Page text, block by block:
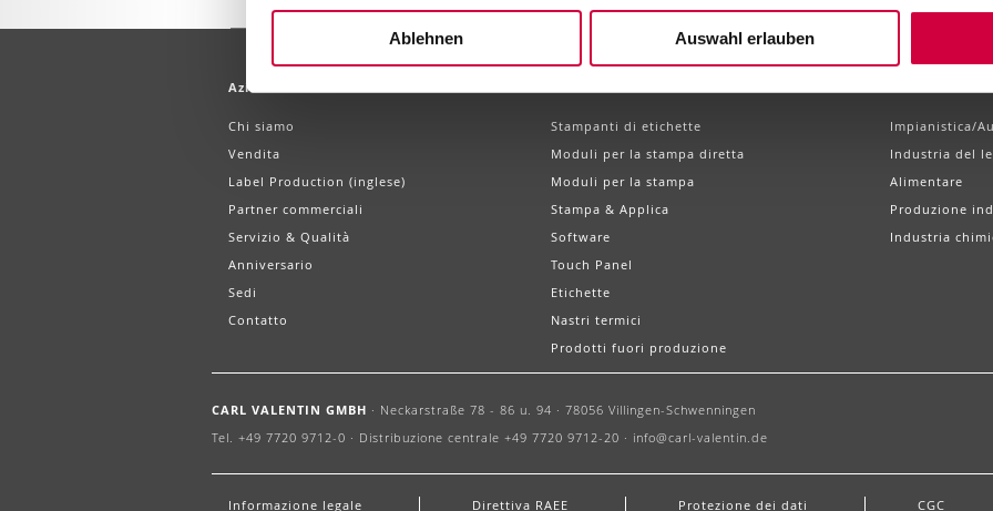
Ablehnen Auswahl erlauben
Azienda
Chi siamo
Vendita
Label Production (inglese)
Partner commerciali
Servizio & Qualità
Anniversario
Sedi
Contatto
Stampanti di etichette
Moduli per la stampa diretta
Moduli per la stampa
Stampa & Applica
Software
Touch Panel
Etichette
Nastri termici
Prodotti fuori produzione
Impianistica/
Industria del
Alimentare
Produzione
Industria
CARL VALENTIN GMBH · Neckarstraße 78 - 86 u. 94 · 78056 Villingen-Schwenningen
Tel. +49 7720 9712-0 · Distribuzione centrale +49 7720 9712-20 · info@carl-valentin.de
Informazione legale Direttiva RAEE Protezione dei dati CGC